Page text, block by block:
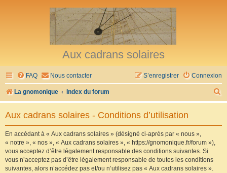
Aux cadrans solaires
FAQ Nous contacter Connexion
S’enregistrer
La gnomonique Index du forum
e
Aux cadrans solaires - Conditions d’utilisation
En accédant à « Aux cadrans solaires » (désigné ci-après par « nous »,
« notre », « nos », « Aux cadrans solaires », « https://gnomonique.fr/forum »),
vous acceptez d’être légalement responsable des conditions suivantes. Si
vous n’acceptez pas d’être légalement responsable de toutes les conditions
suivantes, alors n’accédez pas et/ou n’utilisez pas « Aux cadrans solaires ».